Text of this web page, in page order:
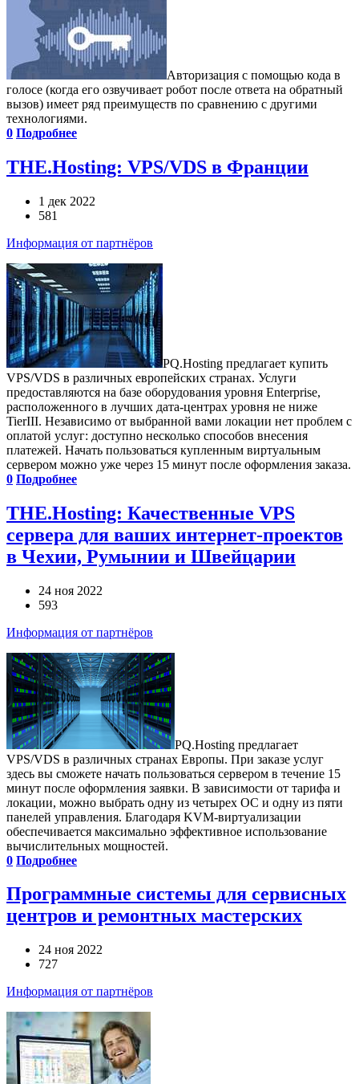
Авторизация с помощью кода в
голосе (когда его озвучивает робот после ответа на обратный
вызов) имеет ряд преимуществ по сравнению с другими
технологиями.
0 Подробнее
THE.Hosting: VPS/VDS в Франции
1 дек 2022
581
Информация от партнёров
PQ.Hosting предлагает купить
VPS/VDS в различных европейских странах. Услуги
предоставляются на базе оборудования уровня Enterprise,
расположенного в лучших дата-центрах уровня не ниже
TierIII. Независимо от выбранной вами локации нет проблем с
оплатой услуг: доступно несколько способов внесения
платежей. Начать пользоваться купленным виртуальным
сервером можно уже через 15 минут после оформления заказа.
0 Подробнее
THE.Hosting: Качественные VPS
сервера для ваших интернет-проектов
в Чехии, Румынии и Швейцарии
24 ноя 2022
593
Информация от партнёров
PQ.Hosting предлагает
VPS/VDS в различных странах Европы. При заказе услуг
здесь вы сможете начать пользоваться сервером в течение 15
минут после оформления заявки. В зависимости от тарифа и
локации, можно выбрать одну из четырех ОС и одну из пяти
панелей управления. Благодаря KVM-виртуализации
обеспечивается максимально эффективное использование
вычислительных мощностей.
0 Подробнее
Программные системы для сервисных
центров и ремонтных мастерских
24 ноя 2022
727
Информация от партнёров